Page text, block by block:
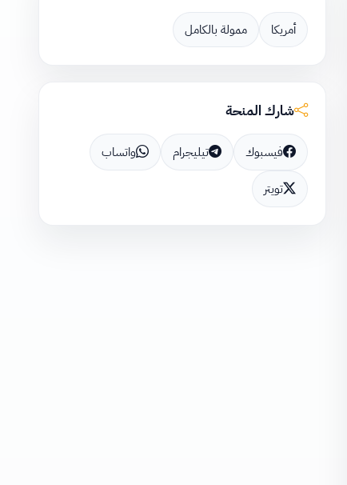
أمريكا ممولة بالكامل
شارك المنحة
فيسبوك تيليجرام واتساب
تويتر